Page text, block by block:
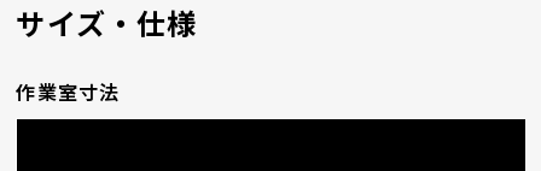
サイズ・仕様
作業室寸法